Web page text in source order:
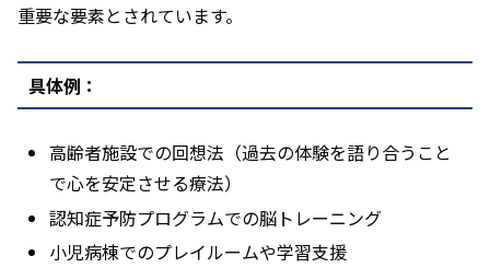
重要な要素とされています。
具体例：
高齢者施設での回想法（過去の体験を語り合うこと
で心を安定させる療法）
認知症予防プログラムでの脳トレーニング
小児病棟でのプレイルームや学習支援